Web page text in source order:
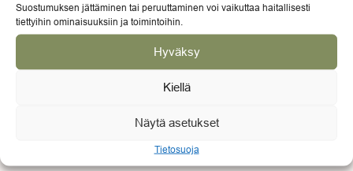
Suostumuksen jättäminen tai peruuttaminen voi vaikuttaa haitallisesti
tiettyihin ominaisuuksiin ja toimintoihin.
Hyväksy
Kiellä
Näytä asetukset
Tietosuoja
ALENNETUT HINNAT KANTA-